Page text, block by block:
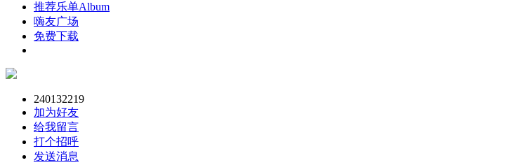
推荐乐单Album
嗨友广场
免费下载
240132219
加为好友
给我留言
打个招呼
发送消息